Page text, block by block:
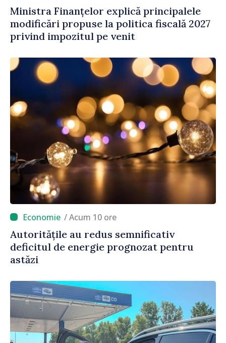
Ministra Finanțelor explică principalele
modificări propuse la politica fiscală 2027
privind impozitul pe venit
/ Acum 10 ore
Autoritățile au redus semnificativ
deficitul de energie prognozat pentru
astăzi